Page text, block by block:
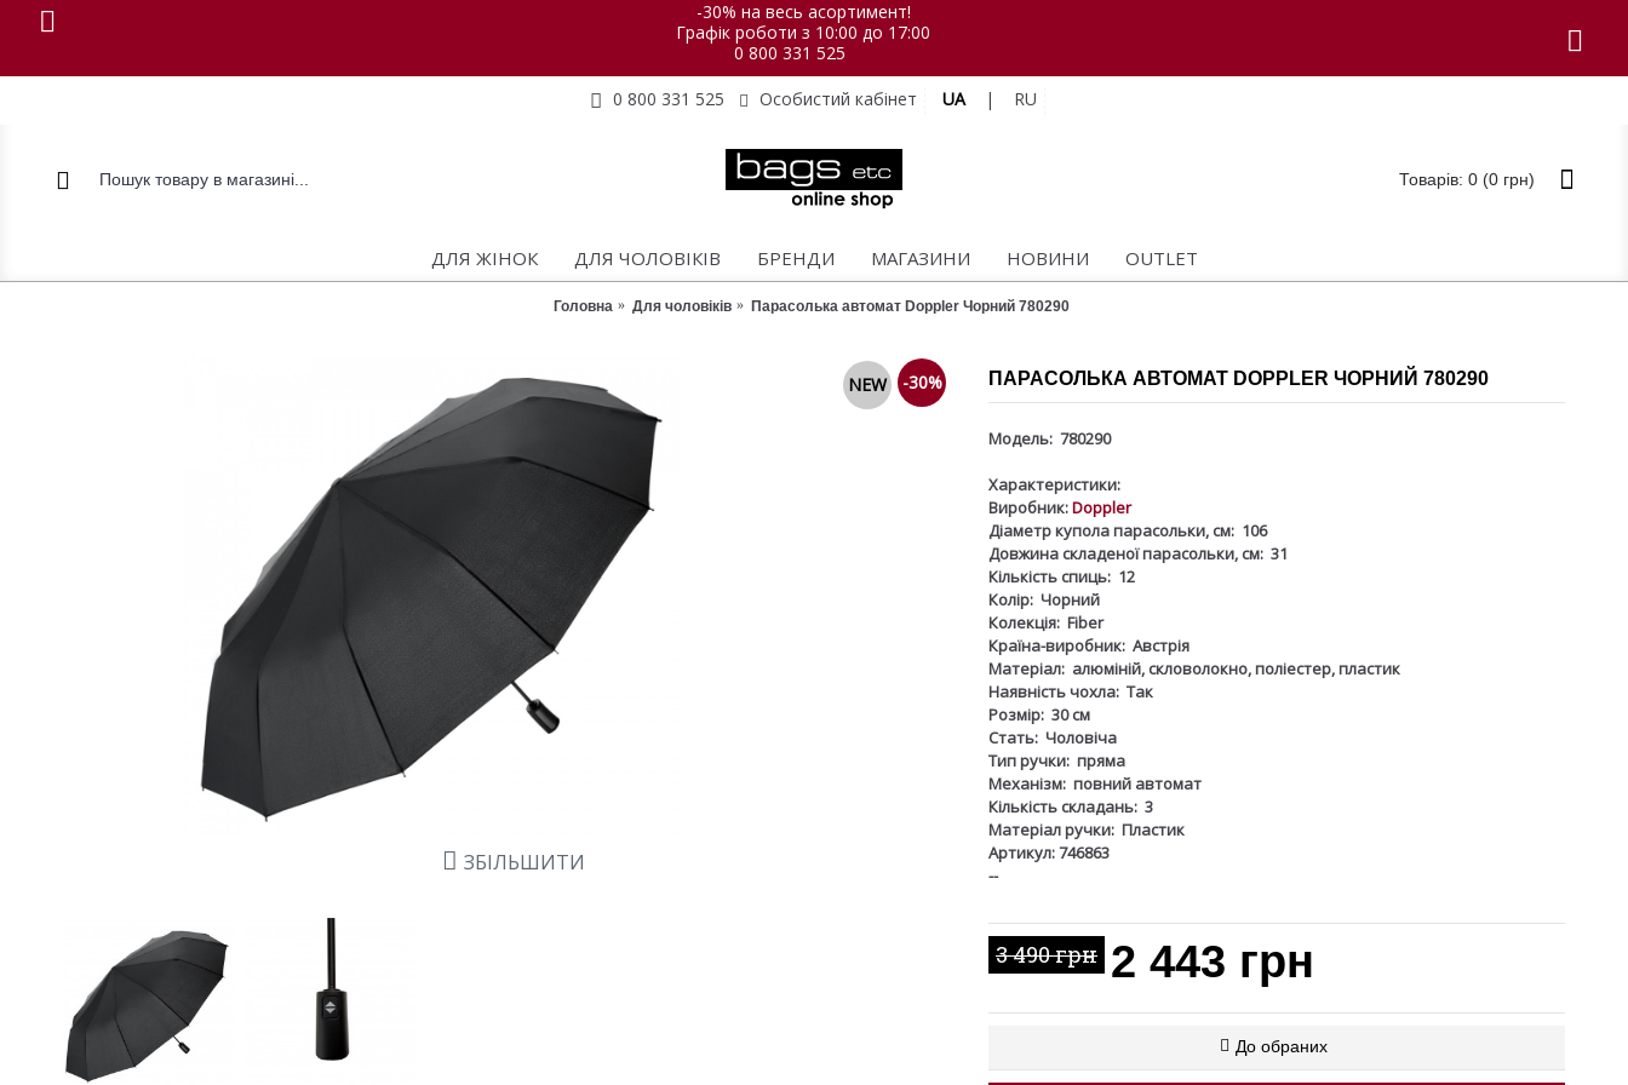
-30% на весь асортимент!
Графік роботи з 10:00 до 17:00
0 800 331 525
0 800 331 525
Особистий кабінет UA | RU
Товарів: 0 (0 грн)
ДЛЯ ЖІНОК ДЛЯ ЧОЛОВІКІВ БРЕНДИ МАГАЗИНИ НОВИНИ OUTLET
Головна Для чоловіків Парасолька автомат Doppler Чорний 780290
-30%
NEW
ЗБІЛЬШИТИ
ПАРАСОЛЬКА АВТОМАТ DOPPLER ЧОРНИЙ 780290
Модель: 780290
Характеристики:
Виробник:Doppler
Діаметр купола парасольки, см: 106
Довжина складеної парасольки, см: 31
Кількість спиць: 12
Колір: Чорний
Колекція: Fiber
Країна-виробник: Австрія
Матеріал: алюміній, скловолокно, поліестер, пластик
Наявність чохла: Так
Розмір: 30 см
Стать: Чоловіча
Тип ручки: пряма
Механізм: повний автомат
Кількість складань: 3
Матеріал ручки: Пластик
Артикул: 746863
--
3 490 грн 2 443 грн
До обраних